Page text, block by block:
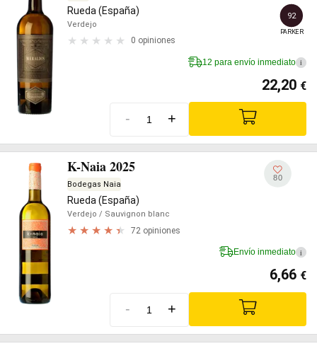
Rueda (España)
Verdejo
0 opiniones
92
PARKER
12 para envío inmediato i
22,20 €
- +
K-Naia 2025
Bodegas Naia
Rueda (España)
Verdejo / Sauvignon blanc
72 opiniones
80
Envío inmediato i
6,66 €
- +